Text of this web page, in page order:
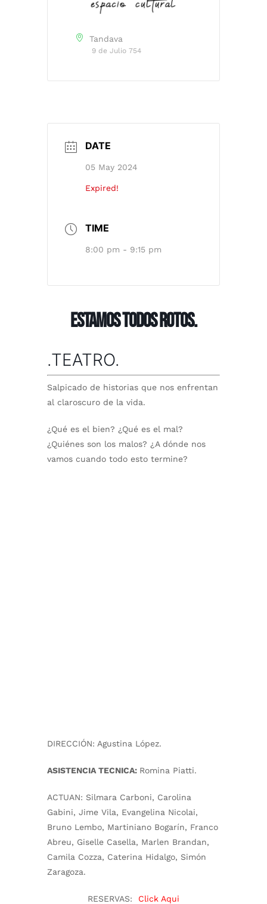
Tandava
9 de Julio 754
DATE
05 May 2024
Expired!
TIME
8:00 pm - 9:15 pm
ESTAMOS TODOS ROTOS.
.TEATRO.
Salpicado de historias que nos enfrentan
al claroscuro de la vida.
¿Qué es el bien? ¿Qué es el mal?
¿Quiénes son los malos? ¿A dónde nos
vamos cuando todo esto termine?
DIRECCIÓN: Agustina López.
ASISTENCIA TECNICA: Romina Piatti.
ACTUAN: Silmara Carboni, Carolina
Gabini, Jime Vila, Evangelina Nicolai,
Bruno Lembo, Martiniano Bogarín, Franco
Abreu, Giselle Casella, Marlen Brandan,
Camila Cozza, Caterina Hidalgo, Simón
Zaragoza.
RESERVAS: Click Aqui